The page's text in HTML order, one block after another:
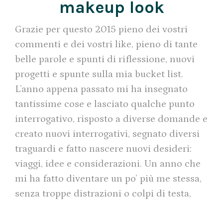
makeup look
Grazie per questo 2015 pieno dei vostri
commenti e dei vostri like, pieno di tante
belle parole e spunti di riflessione, nuovi
progetti e spunte sulla mia bucket list.
L’anno appena passato mi ha insegnato
tantissime cose e lasciato qualche punto
interrogativo, risposto a diverse domande e
creato nuovi interrogativi, segnato diversi
traguardi e fatto nascere nuovi desideri:
viaggi, idee e considerazioni. Un anno che
mi ha fatto diventare un po’ più me stessa,
senza troppe distrazioni o colpi di testa,